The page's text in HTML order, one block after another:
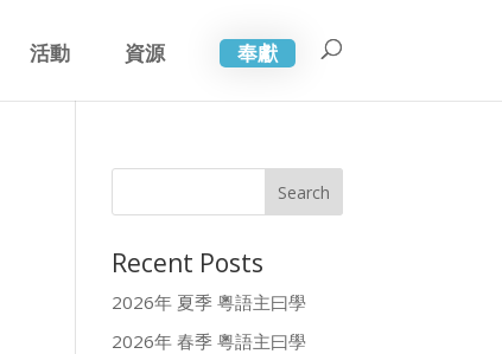
活動 資源 奉獻
Recent Posts
2026年 夏季 粵語主曰學
2026年 春季 粵語主曰學